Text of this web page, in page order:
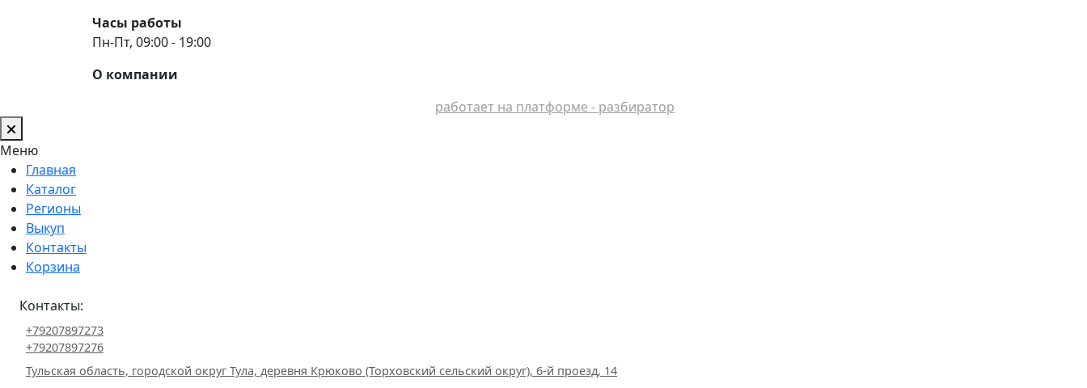
Часы работы
Пн-Пт, 09:00 - 19:00
О компании
работает на платформе - разбиратор
Меню
Главная
Каталог
Регионы
Выкуп
Контакты
Корзина
Контакты:
+79207897273
+79207897276
Тульская область, городской округ Тула, деревня Крюково (Торховский сельский округ), 6-й проезд, 14